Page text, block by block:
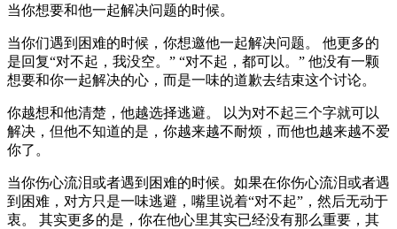
当你想要和他一起解决问题的时候。
当你们遇到困难的时候，你想邀他一起解决问题。 他更多的
是回复“对不起，我没空。” “对不起，都可以。” 他没有一颗
想要和你一起解决的心，而是一味的道歉去结束这个讨论。
你越想和他清楚，他越选择逃避。 以为对不起三个字就可以
解决，但他不知道的是，你越来越不耐烦，而他也越来越不爱
你了。
当你伤心流泪或者遇到困难的时候。如果在你伤心流泪或者遇
到困难，对方只是一味逃避，嘴里说着“对不起”，然后无动于
衷。 其实更多的是，你在他心里其实已经没有那么重要，其